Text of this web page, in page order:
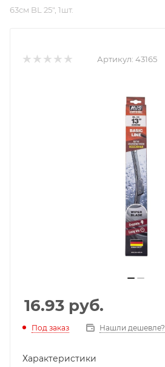
63см BL 25", 1шт.
Артикул: 43165
16.93 руб.
Под заказ Нашли дешевле?
Характеристики